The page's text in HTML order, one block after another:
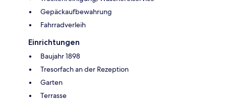
Gepäckaufbewahrung
Fahrradverleih
Einrichtungen
Baujahr 1898
Tresorfach an der Rezeption
Garten
Terrasse